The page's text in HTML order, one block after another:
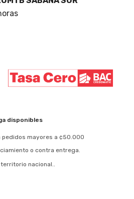
disponibles
pedidos mayores a ¢50.000
o contra entrega.
nacional..